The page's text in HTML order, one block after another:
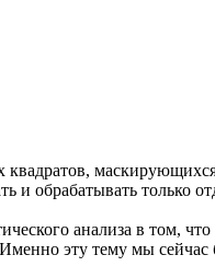
и обрабатывать только
анализа в том,
эту тему мы сейчас